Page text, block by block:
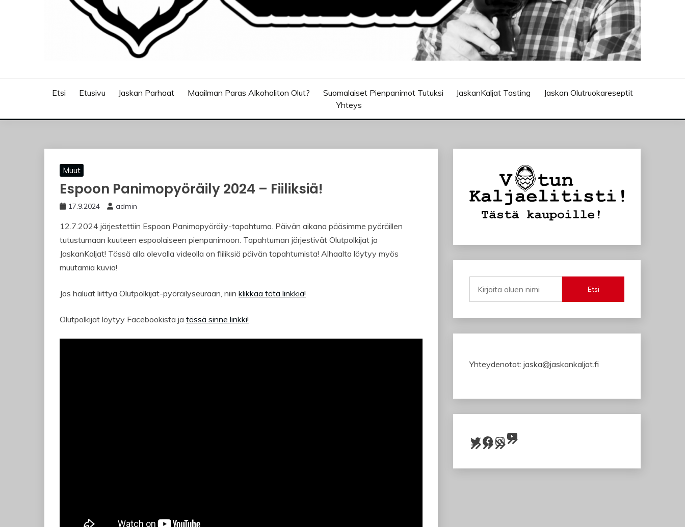
Etsi Etusivu Jaskan Parhaat Maailman Paras Alkoholiton Olut? Suomalaiset Pienpanimot Tutuksi JaskanKaljat Tasting
Jaskan Olutruokareseptit
Yhteys
Muut
Espoon Panimopyöräily 2024 – Fiiliksiä!
17.9.2024 admin
12.7.2024 järjestettiin Espoon Panimopyöräily-tapahtuma. Päivän aikana pääsimme pyöräillen
tutustumaan kuuteen espoolaiseen pienpanimoon. Tapahtuman järjestivät Olutpolkijat ja
JaskanKaljat! Tässä alla olevalla videolla on fiiliksiä päivän tapahtumista! Alhaalta löytyy myös
muutamia kuvia!
Jos haluat liittyä Olutpolkijat-pyöräilyseuraan, niin klikkaa tätä linkkiä!
Olutpolkijat löytyy Facebookista ja tässä sinne linkki!
Etsi
Yhteydenotot: jaska@jaskankaljat.fi
Twitter Facebook InstagramYouTube